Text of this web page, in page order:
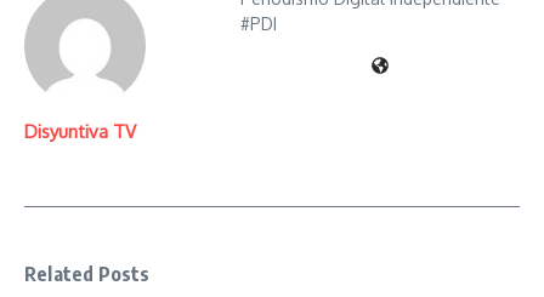
Disyuntiva TV
#PDI
Related Posts